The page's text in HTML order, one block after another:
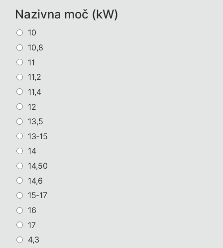
Nazivna moč (kW)
10
10,8
11
11,2
11,4
12
13,5
13‑15
14
14,50
14,6
15‑17
16
17
4,3